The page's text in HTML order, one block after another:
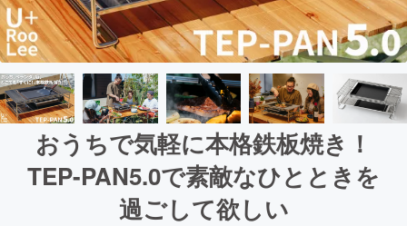
おうちで気軽に本格鉄板焼き！
TEP-PAN5.0で素敵なひとときを
過ごして欲しい